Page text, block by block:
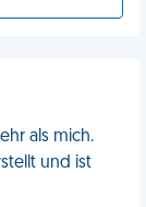
als mich.
und ist